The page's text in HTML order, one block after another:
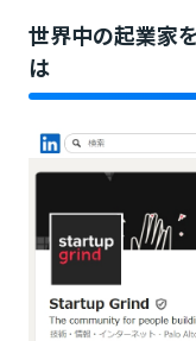
世界中の起業家
は